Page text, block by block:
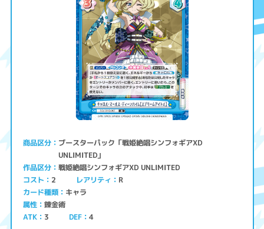
商品区分 ブースターパック「戦姫絶唱シンフォギアXD
UNLIMITED」
作品区分 戦姫絶唱シンフォギアXD UNLIMITED
コスト 2 レアリティ R
カード種類 キャラ
属性 錬金術
ATK 3 DEF 4